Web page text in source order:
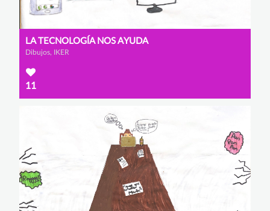
LA TECNOLOGÍA NOS AYUDA
Dibujos, IKER
11